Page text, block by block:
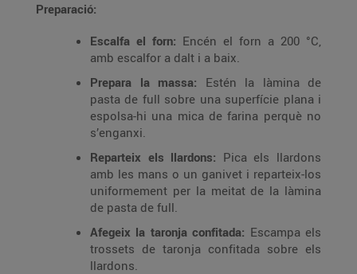
Preparació:
Escalfa el forn: Encén el forn a 200 °C,
amb escalfor a dalt i a baix.
Prepara la massa: Estén la làmina de
pasta de full sobre una superfície plana i
espolsa-hi una mica de farina perquè no
s’enganxi.
Reparteix els llardons: Pica els llardons
amb les mans o un ganivet i reparteix-los
uniformement per la meitat de la làmina
de pasta de full.
Afegeix la taronja confitada: Escampa els
trossets de taronja confitada sobre els
llardons.